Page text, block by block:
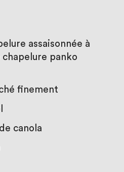
assaisonnée à
chapelure panko
finement
canola